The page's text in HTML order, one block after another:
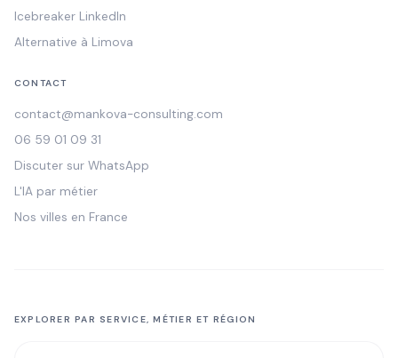
Icebreaker LinkedIn
Alternative à Limova
CONTACT
contact@mankova-consulting.com
06 59 01 09 31
Discuter sur WhatsApp
L'IA par métier
Nos villes en France
EXPLORER PAR SERVICE, MÉTIER ET RÉGION